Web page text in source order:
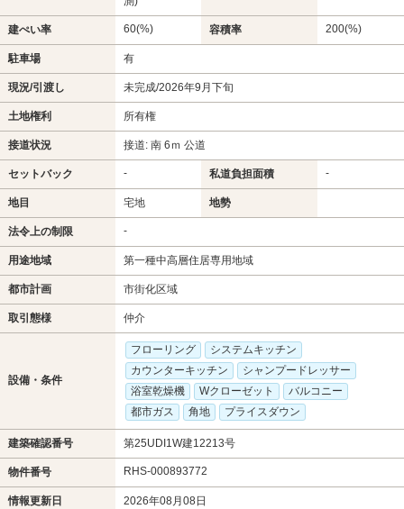
建ぺい率 60(%) 容積率 200(%)
駐車場 有
現況/引渡し 未完成/2026年9月下旬
土地権利 所有権
接道状況 接道: 南 6ｍ 公道
セットバック - 私道負担面積 -
地目 宅地 地勢
法令上の制限 -
用途地域 第一種中高層住居専用地域
都市計画 市街化区域
取引態様 仲介
設備・条件
フローリング
システムキッチン
カウンターキッチン
シャンプードレッサー
浴室乾燥機
Wクローゼット
バルコニー
都市ガス
角地 プライスダウン
建築確認番号 第25UDI1W建12213号
物件番号 RHS-000893772
情報更新日 2026年08月08日